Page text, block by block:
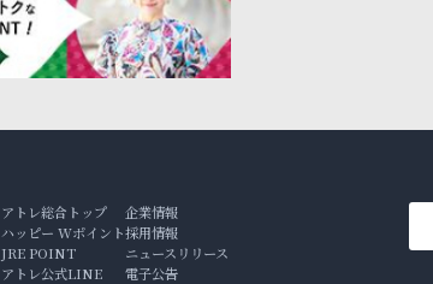
アトレ総合トップ
ハッピー Wポイント
JRE POINT
アトレ公式LINE
企業情報
採用情報
ニュースリリース
電子公告